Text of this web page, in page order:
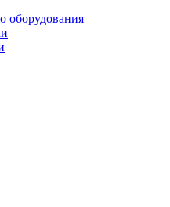
оборудования